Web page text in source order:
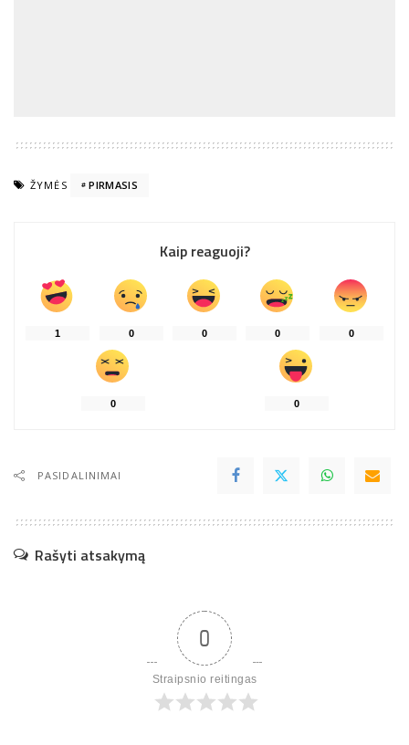
ŽYMĖS PIRMASIS
Kaip reaguoji?
1 0 0 0 0
0 0
PASIDALINIMAI
Rašyti atsakymą
0
Straipsnio reitingas